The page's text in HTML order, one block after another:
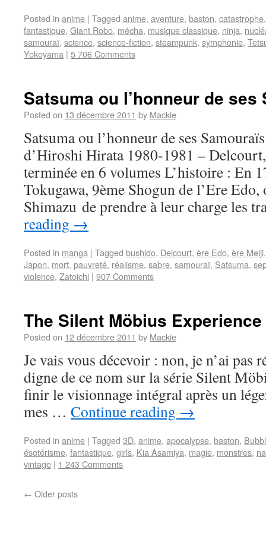
Posted in anime | Tagged anime, aventure, baston, catastrophe
fantastique, Giant Robo, mécha, musique classique, ninja,
samouraï, science, science-fiction, steampunk, symphonie,
Yokoyama | 5 706 Comments
Satsuma ou l’honneur de ses
Posted on 13 décembre 2011 by Mackie
Satsuma ou l’honneur de ses
d’Hiroshi Hirata 1980-1981 –
terminée en 6 volumes L’histoire : En
Tokugawa, 9ème Shogun de l’Ere
Shimazu de prendre à leur charge les
reading →
Posted in manga | Tagged bushido, Delcourt, ère Edo, ère Meiji
Japon, mort, pauvreté, réalisme, sabre, samouraï, Satsuma,
violence, Zatoichi | 907 Comments
The Silent Möbius Experience
Posted on 12 décembre 2011 by Mackie
Je vais vous décevoir : non, je n’ai pas
digne de ce nom sur la série Silent
finir le visionnage intégral après un
mes … Continue reading →
Posted in anime | Tagged 3D, anime, apocalypse, baston,
ésotérisme, fantastique, girls, Kia Asamiya, magie, monstres,
vintage | 1 243 Comments
← Older posts